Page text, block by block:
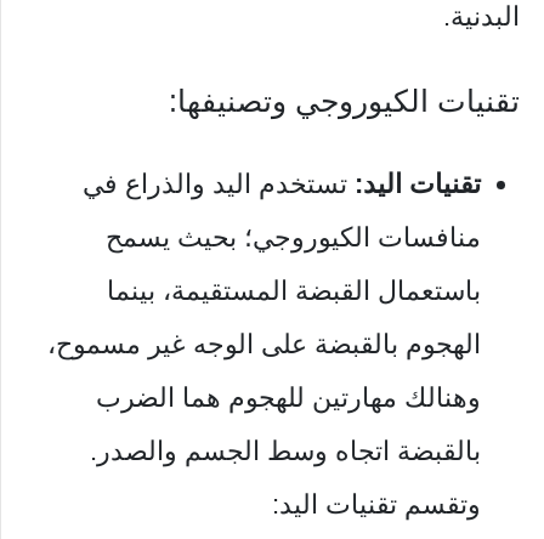
البدنية.
تقنيات الكيوروجي وتصنيفها:
تقنيات اليد: تستخدم اليد والذراع في
منافسات الكيوروجي؛ بحيث يسمح
باستعمال القبضة المستقيمة، بينما
الهجوم بالقبضة على الوجه غير مسموح،
وهنالك مهارتين للهجوم هما الضرب
بالقبضة اتجاه وسط الجسم والصدر.
وتقسم تقنيات اليد: